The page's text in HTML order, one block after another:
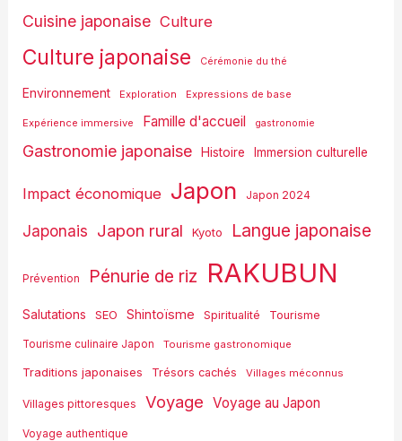
Cuisine japonaise Culture
Culture japonaise Cérémonie du thé
Environnement Exploration Expressions de base
Expérience immersive Famille d'accueil gastronomie
Gastronomie japonaise Histoire Immersion culturelle
Impact économique Japon Japon 2024
Japonais Japon rural Kyoto Langue japonaise
Prévention Pénurie de riz RAKUBUN
Salutations SEO Shintoïsme Spiritualité Tourisme
Tourisme culinaire Japon Tourisme gastronomique
Traditions japonaises Trésors cachés Villages méconnus
Villages pittoresques Voyage Voyage au Japon
Voyage authentique